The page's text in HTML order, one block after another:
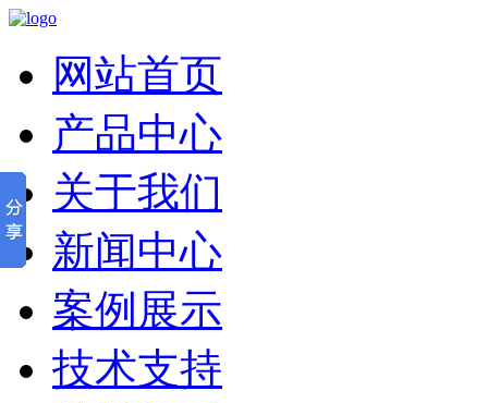
网站首页
产品中心
关于我们
新闻中心
案例展示
技术支持